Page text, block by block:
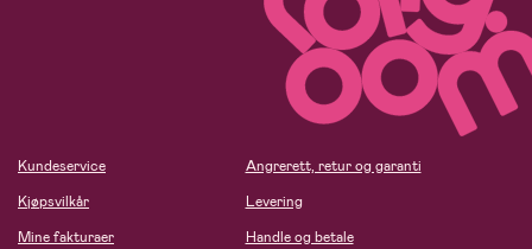
Kundeservice
Kjøpsvilkår
Mine fakturaer
Angrerett, retur og garanti
Levering
Handle og betale